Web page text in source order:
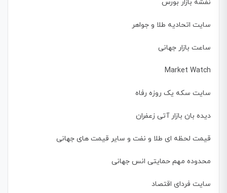
نفشه بازار بورس
سایت اتحادیه طلا و جواهر
ساعت بازار جهانی
Market Watch
سایت سکه یک روزه رفاه
دیده بان بازار آتی زعفران
قیمت لحظه ای طلا و نفت و سایر قیمت های جهانی
محدوده مهم حمایتی انس جهانی
سایت فردای اقتصاد